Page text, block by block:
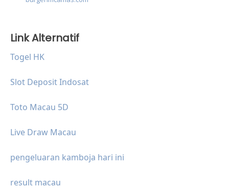
Link Alternatif
Togel HK
Slot Deposit Indosat
Toto Macau 5D
Live Draw Macau
pengeluaran kamboja hari ini
result macau